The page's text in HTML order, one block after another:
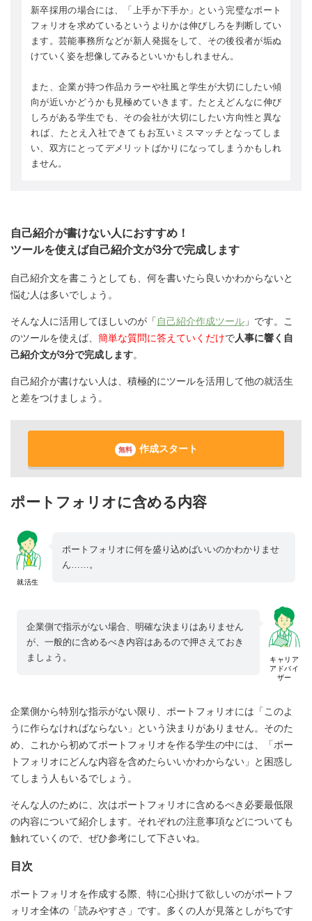
新卒採用の場合には、「上手か下手か」という完璧なポート
フォリオを求めているというよりかは伸びしろを判断してい
ます。芸能事務所などが新人発掘をして、その後役者が垢ぬ
けていく姿を想像してみるといいかもしれません。
また、企業が持つ作品カラーや社風と学生が大切にしたい傾
向が近いかどうかも見極めていきます。たとえどんなに伸び
しろがある学生でも、その会社が大切にしたい方向性と異な
れば、たとえ入社できてもお互いミスマッチとなってしま
い、双方にとってデメリットばかりになってしまうかもしれ
ません。
自己紹介が書けない人におすすめ！
ツールを使えば自己紹介文が3分で完成します
自己紹介文を書こうとしても、何を書いたら良いかわからないと
悩む人は多いでしょう。
そんな人に活用してほしいのが「自己紹介作成ツール 」です。こ
のツールを使えば、 簡単な質問に答えていくだけで人事に響く自
己紹介文が3分で完成します。
自己紹介が書けない人は、積極的にツールを活用して他の就活生
と差をつけましょう。
無料 作成スタート
ポートフォリオに含める内容
就活生
ポートフォリオに何を盛り込めばいいのかわかりませ
ん……。
キャリア
アドバイ
ザー
企業側で指示がない場合、明確な決まりはありません
が、一般的に含めるべき内容はあるので押さえておき
ましょう。
企業側から特別な指示がない限り、ポートフォリオには「このよ
うに作らなければならない」という決まりがありません。そのた
め、これから初めてポートフォリオを作る学生の中には、「ポー
トフォリオにどんな内容を含めたらいいかわからない」と困惑し
てしまう人もいるでしょう。
そんな人のために、次はポートフォリオに含めるべき必要最低限
の内容について紹介します。それぞれの注意事項などについても
触れていくので、ぜひ参考にして下さいね。
目次
ポートフォリオを作成する際、特に心掛けて欲しいのがポートフ
ォリオ全体の「読みやすさ」です。多くの人が見落としがちです